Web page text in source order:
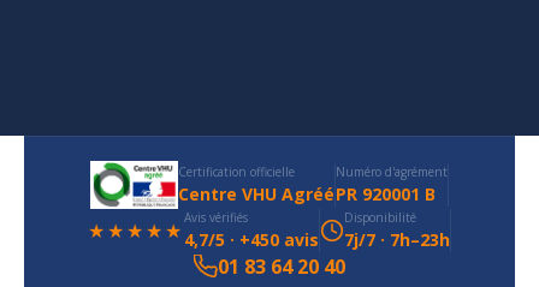
Certification officielle
Centre VHU Agréé
Numéro d'agrément
PR 920001 B
★★★★★ Avis vérifiés
4,7/5 · +450 avis
Disponibilité
7j/7 · 7h–23h
01 83 64 20 40